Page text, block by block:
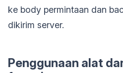
ke body permintaan dan
dikirim server.
Penggunaan alat